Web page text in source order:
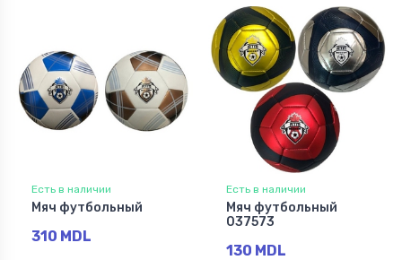
Есть в наличии
Мяч футбольный
310 MDL
Есть в наличии
Мяч футбольный
037573
130 MDL